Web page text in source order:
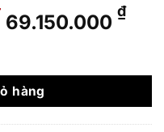
Giá
gốc
78.580.000 ₫.
69.150.000 ₫Giá
là:
số lượng
hàng